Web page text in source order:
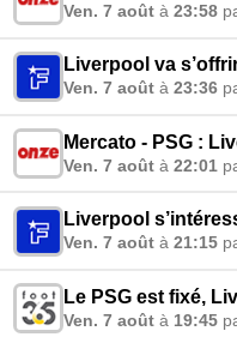
Ven. 7 août à 23:58
Liverpool va
Ven. 7 août à 23:36
Mercato - PSG :
Ven. 7 août à 22:01
Liverpool
Ven. 7 août à 21:15
Le PSG est fixé,
Ven. 7 août à 19:45